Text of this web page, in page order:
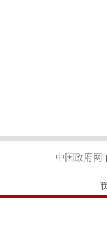
中国政府网 |